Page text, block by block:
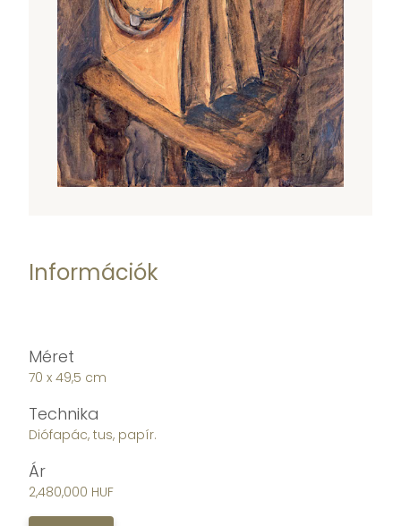
Információk
Méret
70 x 49,5 cm
Technika
Diófapác, tus, papír.
Ár
2,480,000 HUF